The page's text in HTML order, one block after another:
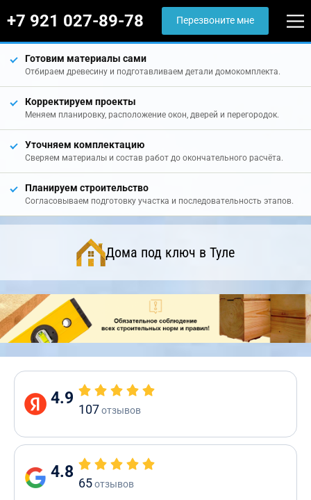
+7 921 027-89-78 Перезвоните мне
Готовим материалы сами
Отбираем древесину и подготавливаем детали домокомплекта.
Корректируем проекты
Меняем планировку, расположение окон, дверей и перегородок.
Уточняем комплектацию
Сверяем материалы и состав работ до окончательного расчёта.
Планируем строительство
Согласовываем подготовку участка и последовательность этапов.
Дома под ключ в Туле
4.9
107отзывов
4.8
65отзывов